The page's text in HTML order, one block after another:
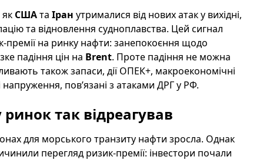
СШАта Іран утрималися від нових атак у вихідні,
та відновлення судноплавства. Цей сигнал
премії на ринку нафти: занепокоєння щодо
падіння цін на Brent. Проте падіння не можна
також запаси, дії ОПЕК+, макроекономічні
напруження, пов’язані з атаками ДРГ у РФ.
так відреагував
для морського транзиту нафти зросла. Однак
перегляд ризик-премії: інвестори почали